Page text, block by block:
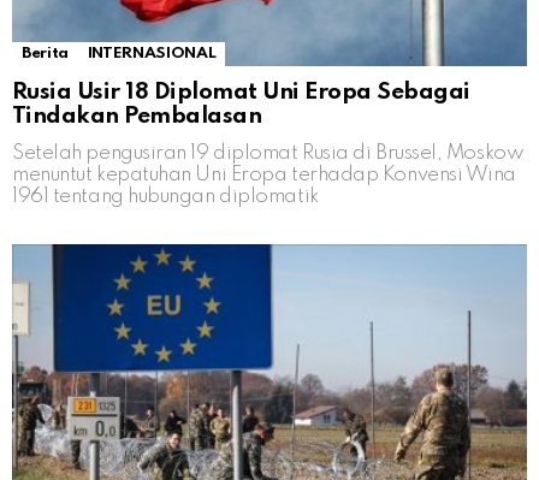
Berita INTERNASIONAL
Rusia Usir 18 Diplomat Uni Eropa Sebagai
Tindakan Pembalasan
Setelah pengusiran 19 diplomat Rusia di Brussel, Moskow
menuntut kepatuhan Uni Eropa terhadap Konvensi Wina
1961 tentang hubungan diplomatik